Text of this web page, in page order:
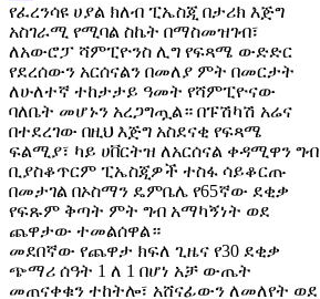
የፈረንሳዩ ሀያል ክለብ ፒኤስጂ በታሪክ እጅግ
አስገራሚ የሚባል ስኬት በማስመዝገብ፣
ለአውሮፓ ሻምፒዮንስ ሊግ የፍጻሜ ውድድር
የደረሰውን አርሰናልን በመለያ ምት በመርታት
ለሁለተኛ ተከታታይ ዓመት የሻምፒዮናው
ባለቤት መሆኑን አረጋግጧል። በፑሽካሽ አሬና
በተደረገው በዚህ እጅግ አስደናቂ የፍጻሜ
ፍልሚያ፣ ካይ ሀቨርትዝ ለአርሰናል ቀዳሚዋን ግብ
ቢያስቆጥርም ፒኤስጂዎች ተስፋ ሳይቆርጡ
በመታገል በኦስማን ዴምቤሌ የ65ኛው ደቂቃ
የፍጹም ቅጣት ምት ግብ አማካኝነት ወደ
ጨዋታው ተመልሰዋል።
መደበኛው የጨዋታ ክፍለ ጊዜና የ30 ደቂቃ
ጭማሪ ሰዓት 1 ለ 1 በሆነ አቻ ውጤት
መጠናቀቁን ተከትሎ፣ አሸናፊውን ለመለየት ወደ